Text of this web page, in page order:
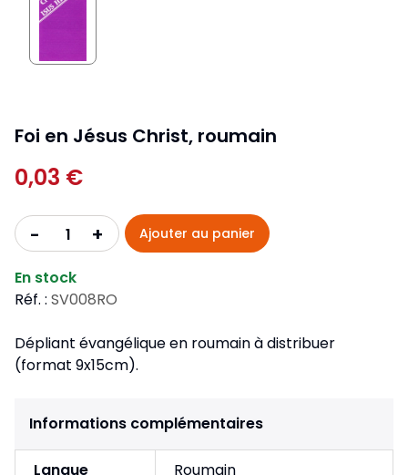
Foi en Jésus Christ, roumain
0,03 €
- + Ajouter au panier
En stock
Réf. : SV008RO
Dépliant évangélique en roumain à distribuer
(format 9x15cm).
Informations complémentaires
Langue
Roumain